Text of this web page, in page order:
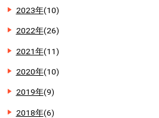
2023年(10)
2022年(26)
2021年(11)
2020年(10)
2019年(9)
2018年(6)